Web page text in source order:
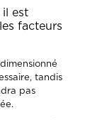
il est
facteurs
tandis
pas